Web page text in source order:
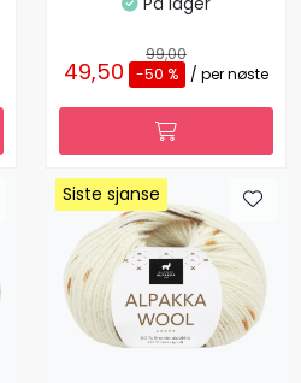
99,00
49,50 -50 % / per nøste
Siste sjanse
Siste sjanse
Siste sjanse
Siste sjanse